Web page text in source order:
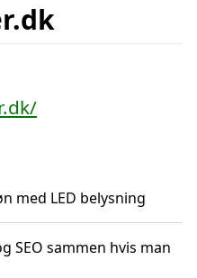
med LED belysning
SEO sammen hvis man